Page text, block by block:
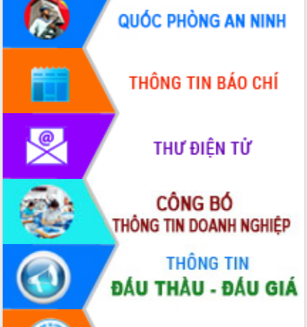
Họp báo thông tin về Hội nghị Công bố
Quy hoạch và Xúc tiến đầu tư tỉnh Đắk
Khơi thông điểm nghẽn, đẩy nhanh
giải ngân vốn khắc phục thiên tai
HĐND tỉnh thông qua điều chỉnh Quy
hoạch tỉnh thời kỳ 2021-2030
Hội thảo góp ý hồ sơ điều chỉnh quy
hoạch tỉnh Đắk Lắk thời kỳ 2021-2030,
tầm nhìn đến năm 2050
Nâng cao hiệu quả hoạt động của các
doanh nghiệp nhà nước
Hội nghị triển khai kết nối mạng
truyền số liệu chuyên dùng phục vụ cơ
quan Đảng, Nhà nước
Lễ phát động chuỗi hoạt động chung
tay làm sạch môi trường
Xã Ea Kar bước chuyển mình trong
công tác cải cách hành chính mô hình
mới
UBND tỉnh họp báo định kỳ tháng 4
năm 2026